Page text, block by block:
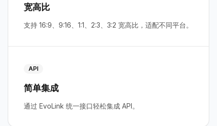
宽高比
支持 16:9、9:16、1:1、2:3、3:2 宽高比，适配不同平台。
API
简单集成
通过 EvoLink 统一接口轻松集成 API。